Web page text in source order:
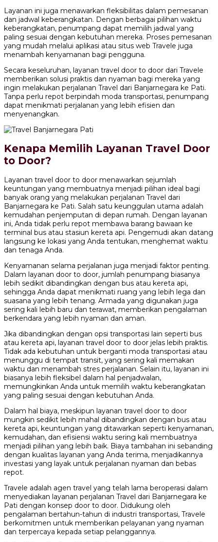
Layanan ini juga menawarkan fleksibilitas dalam pemesanan
dan jadwal keberangkatan. Dengan berbagai pilihan waktu
keberangkatan, penumpang dapat memilih jadwal yang
paling sesuai dengan kebutuhan mereka. Proses pemesanan
yang mudah melalui aplikasi atau situs web Travele juga
menambah kenyamanan bagi pengguna.
Secara keseluruhan, layanan travel door to door dari Travele
memberikan solusi praktis dan nyaman bagi mereka yang
ingin melakukan perjalanan Travel dari Banjarnegara ke Pati.
Tanpa perlu repot berpindah moda transportasi, penumpang
dapat menikmati perjalanan yang lebih efisien dan
menyenangkan.
Kenapa Memilih Layanan Travel Door
to Door?
Layanan travel door to door menawarkan sejumlah
keuntungan yang membuatnya menjadi pilihan ideal bagi
banyak orang yang melakukan perjalanan Travel dari
Banjarnegara ke Pati. Salah satu keunggulan utama adalah
kemudahan penjemputan di depan rumah. Dengan layanan
ini, Anda tidak perlu repot membawa barang bawaan ke
terminal bus atau stasiun kereta api. Pengemudi akan datang
langsung ke lokasi yang Anda tentukan, menghemat waktu
dan tenaga Anda.
Kenyamanan selama perjalanan juga menjadi faktor penting.
Dalam layanan door to door, jumlah penumpang biasanya
lebih sedikit dibandingkan dengan bus atau kereta api,
sehingga Anda dapat menikmati ruang yang lebih lega dan
suasana yang lebih tenang. Armada yang digunakan juga
sering kali lebih baru dan terawat, memberikan pengalaman
berkendara yang lebih nyaman dan aman.
Jika dibandingkan dengan opsi transportasi lain seperti bus
atau kereta api, layanan travel door to door jelas lebih praktis.
Tidak ada kebutuhan untuk berganti moda transportasi atau
menunggu di tempat transit, yang sering kali memakan
waktu dan menambah stres perjalanan. Selain itu, layanan ini
biasanya lebih fleksibel dalam hal penjadwalan,
memungkinkan Anda untuk memilih waktu keberangkatan
yang paling sesuai dengan kebutuhan Anda.
Dalam hal biaya, meskipun layanan travel door to door
mungkin sedikit lebih mahal dibandingkan dengan bus atau
kereta api, keuntungan yang ditawarkan seperti kenyamanan,
kemudahan, dan efisiensi waktu sering kali membuatnya
menjadi pilihan yang lebih baik. Biaya tambahan ini sebanding
dengan kualitas layanan yang Anda terima, menjadikannya
investasi yang layak untuk perjalanan nyaman dan bebas
repot.
Travele adalah agen travel yang telah lama beroperasi dalam
menyediakan layanan perjalanan Travel dari Banjarnegara ke
Pati dengan konsep door to door. Didukung oleh
pengalaman bertahun-tahun di industri transportasi, Travele
berkomitmen untuk memberikan pelayanan yang nyaman
dan terpercaya kepada setiap pelanggannya.